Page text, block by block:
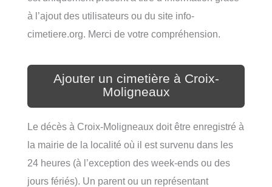
à l’ajout des utilisateurs ou du site info-
cimetiere.org. Merci de votre compréhension.
Ajouter un cimetière à Croix-
Moligneaux
Le décès à Croix-Moligneaux doit être enregistré à
la mairie de la localité où il est survenu dans les
24 heures (à l’exception des week-ends ou des
jours fériés). Un parent ou un représentant